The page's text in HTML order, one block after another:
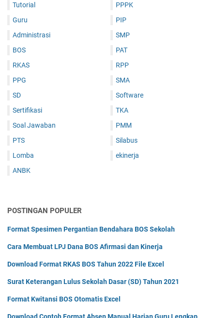
Tutorial
Guru
Administrasi
BOS
RKAS
PPG
SD
Sertifikasi
Soal Jawaban
PTS
Lomba
ANBK
PPPK
PIP
SMP
PAT
RPP
SMA
Software
TKA
PMM
Silabus
ekinerja
POSTINGAN POPULER
Format Spesimen Pergantian Bendahara BOS Sekolah
Cara Membuat LPJ Dana BOS Afirmasi dan Kinerja
Download Format RKAS BOS Tahun 2022 File Excel
Surat Keterangan Lulus Sekolah Dasar (SD) Tahun 2021
Format Kwitansi BOS Otomatis Excel